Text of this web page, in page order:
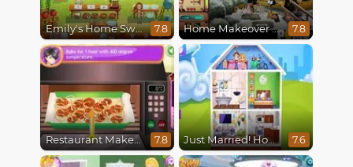
Emily's Home Sweet Home 7.8 Home Makeover 2 Hidden Object 7.8
Restaurant Makeover 7.8 Just Married! Home Deco 7.6